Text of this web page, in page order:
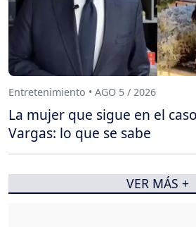
Entretenimiento • AGO 5 / 2026
La mujer que sigue en el
Vargas: lo que se sabe
VER MÁS +